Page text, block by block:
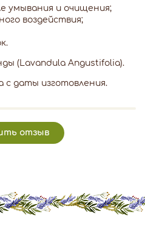
умывания и очищения;
воздействия;
(Lavandula Angustifolia).
с даты изготовления.
отзыв